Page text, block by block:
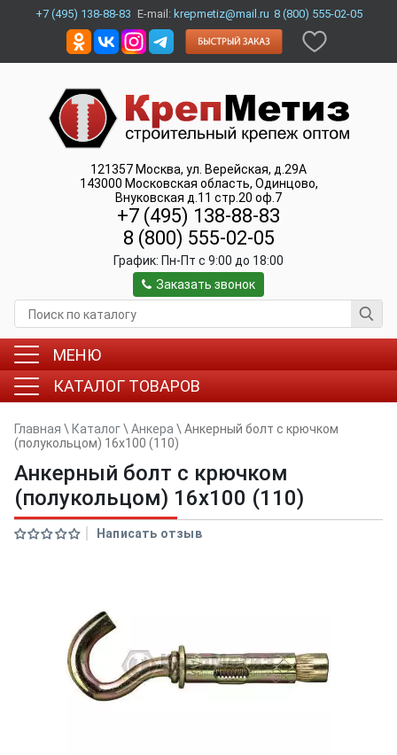
+7 (495) 138-88-83 E-mail: krepmetiz@mail.ru 8 (800) 555-02-05
121357 Москва, ул. Верейская, д.29А
143000 Московская область, Одинцово,
Внуковская д.11 стр.20 оф.7
+7 (495) 138-88-83
8 (800) 555-02-05
График: Пн-Пт c 9:00 до 18:00
Заказать звонок
МЕНЮ
КАТАЛОГ ТОВАРОВ
Главная \ Каталог\ Анкера \ Анкерный болт с крючком
(полукольцом) 16x100 (110)
Анкерный болт с крючком
(полукольцом) 16x100 (110)
Написать отзыв